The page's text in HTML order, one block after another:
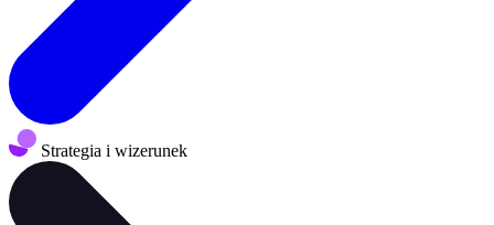
Strategia i wizerunek